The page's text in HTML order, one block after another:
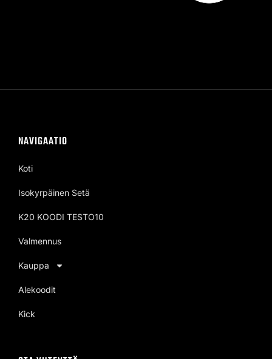
NAVIGAATIO
Koti
Isokyrpäinen Setä
K20 KOODI TESTO10
Valmennus
Kauppa
Alekoodit
Kick